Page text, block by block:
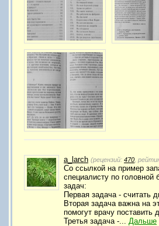
a_larch (рецензий: 470 ,
Со ссылкой на пример
специалисту по
задач:
Первая задача - считать
Вторая задача важна на
помогут врачу поставить
Третья задача -... Дальше